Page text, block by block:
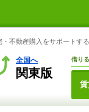
不動産購入をサポートする
全国へ
関東版
借りる